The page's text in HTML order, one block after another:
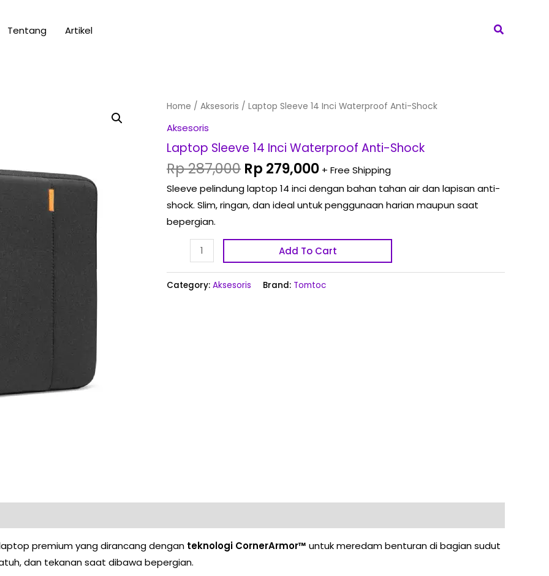
Tentang Artikel Search
Home / Aksesoris / Laptop Sleeve 14 Inci Waterproof Anti-Shock
Aksesoris
Laptop Sleeve 14 Inci Waterproof Anti-Shock
Rp287,000
Original
was:
Rp 287,000.
Rp 279,000
Current
Rp 279,000.
+ Free Shipping
Sleeve pelindung laptop 14 inci dengan bahan tahan air dan lapisan anti-
shock. Slim, ringan, dan ideal untuk penggunaan harian maupun saat
bepergian.
Laptop
Sleeve
Inci
Waterproof
Anti-
Shock
quantity
Add To Cart
Category: Aksesoris Brand: Tomtoc
premium yang dirancang dengan teknologi CornerArmor™ untuk meredam benturan di bagian sudut
dan tekanan saat dibawa bepergian.